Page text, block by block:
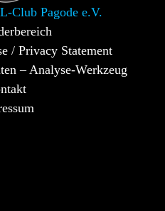
Club Pagode e.V.
/ Privacy Statement
– Analyse-Werkzeug